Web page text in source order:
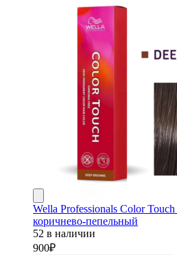
Wella Professionals Color
коричнево-пепельный
52 в наличии
900₽